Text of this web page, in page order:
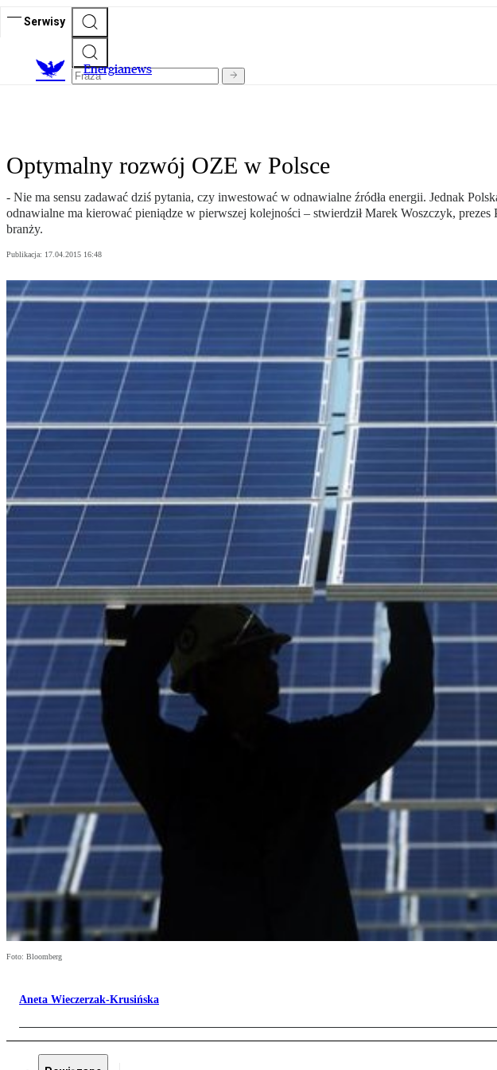
Serwisy
Energianews
Optymalny rozwój OZE w Polsce
- Nie ma sensu zadawać dziś pytania, czy inwestować w odnawialne źródła energii. Jednak
odnawialne ma kierować pieniądze w pierwszej kolejności – stwierdził Marek Woszczyk,
branży.
Publikacja: 17.04.2015 16:48
Foto: Bloomberg
Aneta Wieczerzak-Krusińska